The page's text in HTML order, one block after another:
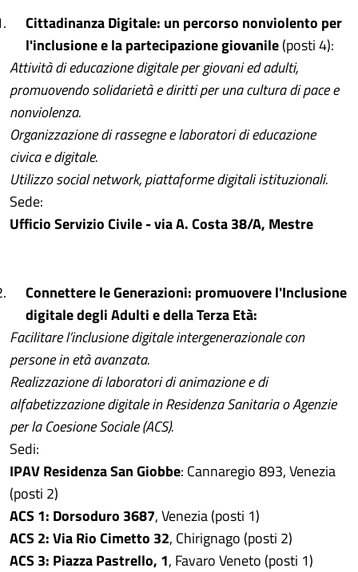
Cittadinanza Digitale: un percorso nonviolento per
l'inclusione e la partecipazione giovanile(posti 4):
Attività di educazione digitale per giovani ed adulti,
promuovendo solidarietà e diritti per una cultura di pace e
nonviolenza.
Organizzazione di rassegne e laboratori di educazione
civica e digitale.
Utilizzo social network, piattaforme digitali istituzionali.
Sede:
Ufficio Servizio Civile - via A. Costa 38/A, Mestre
Connettere le Generazioni: promuovere l'Inclusione
digitale degli Adulti e della Terza Età:
Facilitare l’inclusione digitale intergenerazionale con
persone in età avanzata.
Realizzazione di laboratori di animazione e di
alfabetizzazione digitale in Residenza Sanitaria o Agenzie
per la Coesione Sociale (ACS).
Sedi:
IPAV Residenza San Giobbe: Cannaregio 893, Venezia
(posti 2)
ACS 1: Dorsoduro 3687, Venezia (posti 1)
ACS 2: Via Rio Cimetto 32, Chirignago (posti 2)
ACS 3: Piazza Pastrello, 1, Favaro Veneto (posti 1)